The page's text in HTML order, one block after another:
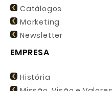
Catálogos
Marketing
Newsletter
EMPRESA
História